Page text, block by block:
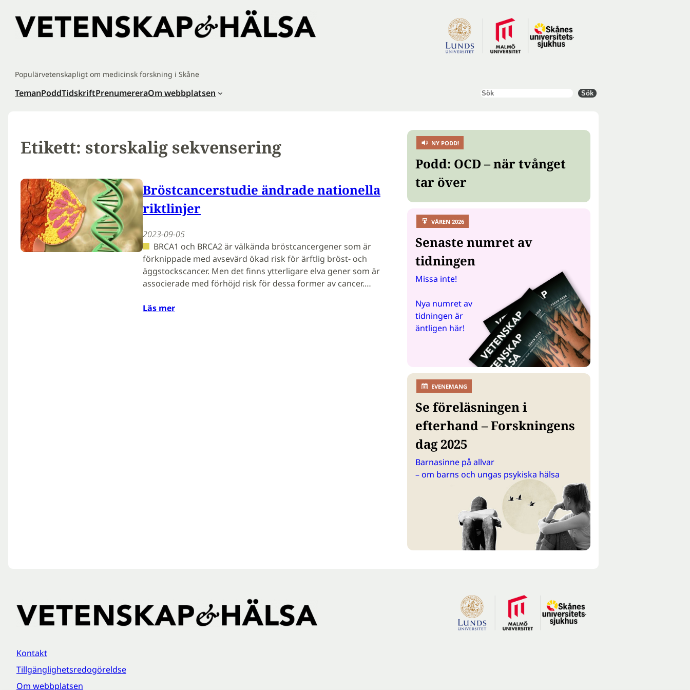
innehåll
Populärvetenskapligt om medicinsk forskning i Skåne
TemanPoddTidskriftPrenumereraOm webbplatsen Sök Sök
Etikett: storskalig sekvensering
Bröstcancerstudie ändrade nationella
riktlinjer
2023-09-05
BRCA1 och BRCA2 är välkända bröstcancergener som är
förknippade med avsevärd ökad risk för ärftlig bröst- och
äggstockscancer. Men det finns ytterligare elva gener som är
associerade med förhöjd risk för dessa former av cancer.…
Läs mer
NY PODD!
Podd: OCD – när tvånget
tar över
VÅREN 2026
Senaste numret av
tidningen
Missa inte!
Nya numret av
tidningen är
äntligen här!
EVENEMANG
Se föreläsningen i
efterhand – Forskningens
dag 2025
Barnasinne på allvar
– om barns och ungas psykiska hälsa
Kontakt
Tillgänglighetsredogöreldse
Om webbplatsen